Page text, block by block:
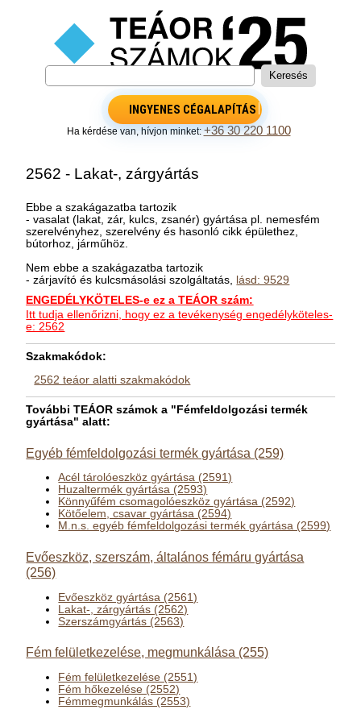
INGYENES CÉGALAPÍTÁS
Ha kérdése van, hívjon minket:+36 30 220 1100
2562 - Lakat-, zárgyártás
Ebbe a szakágazatba tartozik
- vasalat (lakat, zár, kulcs, zsanér) gyártása pl. nemesfém
szerelvényhez, szerelvény és hasonló cikk épülethez,
bútorhoz, járműhöz.
Nem ebbe a szakágazatba tartozik
- zárjavító és kulcsmásolási szolgáltatás, lásd: 9529
ENGEDÉLYKÖTELES-e ez a TEÁOR szám:
Itt tudja ellenőrizni, hogy ez a tevékenység engedélyköteles-
e: 2562
Szakmakódok:
2562 teáor alatti szakmakódok
További TEÁOR számok a "Fémfeldolgozási termék
gyártása" alatt:
Egyéb fémfeldolgozási termék gyártása (259)
Acél tárolóeszköz gyártása (2591)
Huzaltermék gyártása (2593)
Könnyűfém csomagolóeszköz gyártása (2592)
Kötőelem, csavar gyártása (2594)
M.n.s. egyéb fémfeldolgozási termék gyártása (2599)
Evőeszköz, szerszám, általános fémáru gyártása
(256)
Evőeszköz gyártása (2561)
Lakat-, zárgyártás (2562)
Szerszámgyártás (2563)
Fém felületkezelése, megmunkálása (255)
Fém felületkezelése (2551)
Fém hőkezelése (2552)
Fémmegmunkálás (2553)